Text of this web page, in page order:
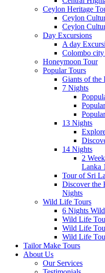
Ceylon Heritage
Ceylon
Ceylon
Day Excursions
A day
Colombo
Honeymoon Tour
Popular Tours
Giants of the
7 Nights
13 Nights
14 Nights
2
Lanka
Tour of Sri
Discover the
Nights
Wild Life Tours
6 Nights
Wild Life
Wild Life
Wild Life
Tailor Make Tours
About Us
Our Services